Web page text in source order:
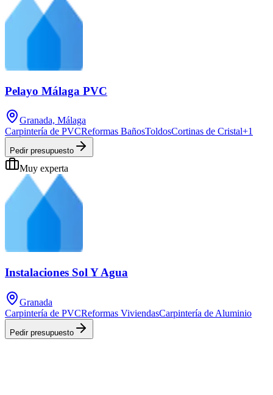
Pelayo Málaga PVC
Granada, Málaga
Carpintería de PVCReformas BañosToldosCortinas de Cristal+1
Pedir presupuesto
Muy experta
Instalaciones Sol Y Agua
Granada
Carpintería de PVCReformas ViviendasCarpintería de Aluminio
Pedir presupuesto